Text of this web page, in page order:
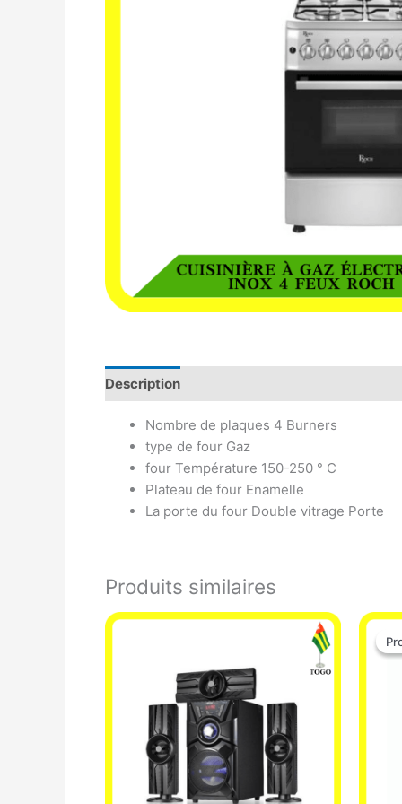
Description
Nombre de plaques 4 Burners
type de four Gaz
four Température 150-250 ° C
Plateau de four Enamelle
La porte du four Double vitrage Porte
Produits similaires